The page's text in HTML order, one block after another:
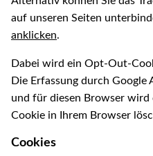
auf unseren Seiten
anklicken.
Dabei wird ein Opt-Out-
Die Erfassung durch
und für diesen Browser wird
Cookie in Ihrem Browser
Cookies